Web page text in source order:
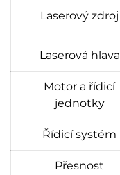
Laserový zdroj
Laserová hlava
Motor a řídicí
jednotky
Řídicí systém
Přesnost